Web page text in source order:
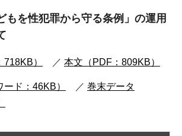
もを性犯罪から守る条例」の運用
） ／ 本文（PDF：809KB）
ド：46KB） ／ 巻末データ